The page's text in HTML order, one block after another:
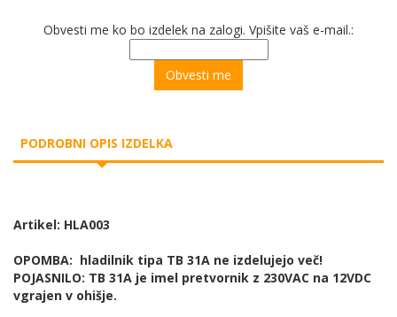
Obvesti me ko bo izdelek na zalogi. Vpišite vaš e-mail.:
PODROBNI OPIS IZDELKA
Artikel: HLA003
OPOMBA: hladilnik tipa TB 31A ne izdelujejo več!
POJASNILO: TB 31A je imel pretvornik z 230VAC na 12VDC
vgrajen v ohišje.